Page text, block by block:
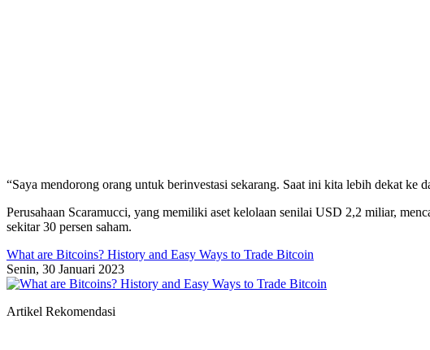
“Saya mendorong orang untuk berinvestasi sekarang. Saat ini kita lebih dekat
Perusahaan Scaramucci, yang memiliki aset kelolaan senilai USD 2,2 miliar,
sekitar 30 persen saham.
What are Bitcoins? History and Easy Ways to Trade Bitcoin
Senin, 30 Januari 2023
Artikel Rekomendasi